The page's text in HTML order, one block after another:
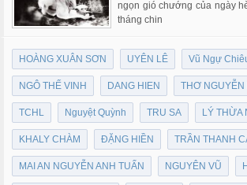
ngọn gió chướng của ngày
tháng chin
HOÀNG XUÂN SƠN UYÊN LÊ Vũ Ngự
NGÔ THẾ VINH DANG HIEN THƠ
TCHL Nguyệt Quỳnh TRU SA LÝ THỪA
KHALY CHÀM ĐẶNG HIỀN TRẦN THANH
MAI AN NGUYỄN ANH TUẤN NGUYÊN VŨ